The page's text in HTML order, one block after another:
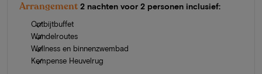
Arrangement 2 nachten voor 2 personen inclusief:
Ontbijtbuffet
Wandelroutes
Wellness en binnenzwembad
Kempense Heuvelrug